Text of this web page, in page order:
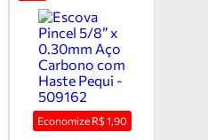
Economize R$1,90